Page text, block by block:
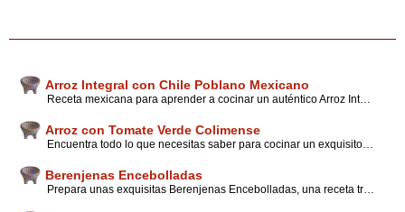
Arroz Integral con Chile Poblano Mexicano
Receta mexicana para aprender a cocinar un auténtico Arroz Integral tradicional de este hermoso y pintoresco país. En esta página también puedes encontrar información que te será de gran utilidad para ser un experto en cocina mexicana.
Arroz con Tomate Verde Colimense
Berenjenas Encebolladas